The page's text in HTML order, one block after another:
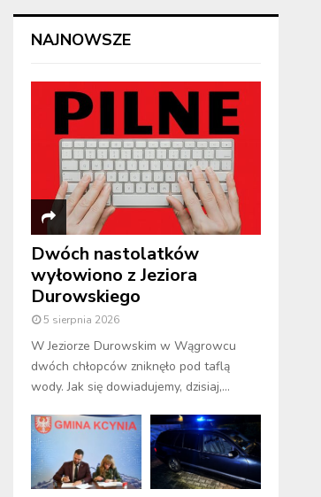
NAJNOWSZE
Dwóch nastolatków
wyłowiono z Jeziora
Durowskiego
5 sierpnia 2026
W Jeziorze Durowskim w Wągrowcu
dwóch chłopców zniknęło pod taflą
wody. Jak się dowiadujemy, dzisiaj,...